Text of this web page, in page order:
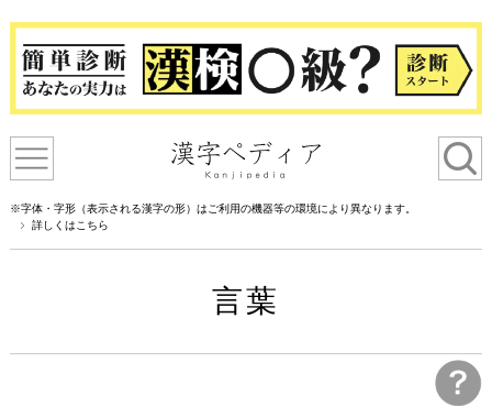
※字体・字形（表示される漢字の形）はご利用の機器等の環境により異なります。
詳しくはこちら
言葉